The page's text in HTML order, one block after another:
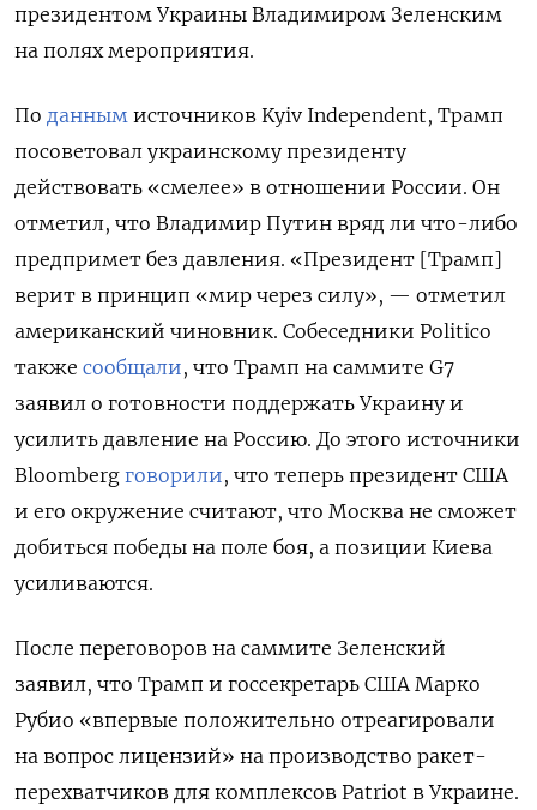
президентом Украины Владимиром Зеленским
на полях мероприятия.
По данным источников Kyiv Independent, Трамп
посоветовал украинскому президенту
действовать «смелее» в отношении России. Он
отметил, что Владимир Путин вряд ли что-либо
предпримет без давления. «Президент [Трамп]
верит в принцип «мир через силу», — отметил
американский чиновник. Собеседники Politico
также сообщали, что Трамп на саммите G7
заявил о готовности поддержать Украину и
усилить давление на Россию. До этого источники
Bloomberg говорили, что теперь президент США
и его окружение считают, что Москва не сможет
добиться победы на поле боя, а позиции Киева
усиливаются.
После переговоров на саммите Зеленский
заявил, что Трамп и госсекретарь США Марко
Рубио «впервые положительно отреагировали
на вопрос лицензий» на производство ракет-
перехватчиков для комплексов Patriot в Украине.